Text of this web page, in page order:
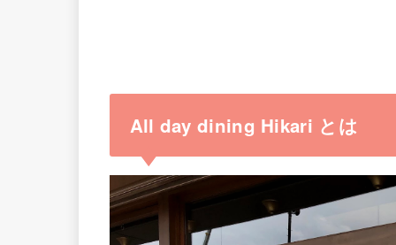
All day dining Hikari とは